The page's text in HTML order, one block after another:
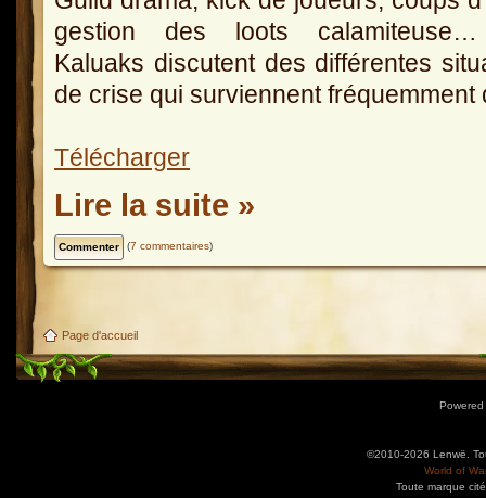
gestion des loots
Kaluaks discutent des différentes
de crise qui surviennent fréquemment
Télécharger
Lire la suite »
(7 commentaires)
Page d'accueil
©2010-2026 Lenwë.
World of
Toute marque